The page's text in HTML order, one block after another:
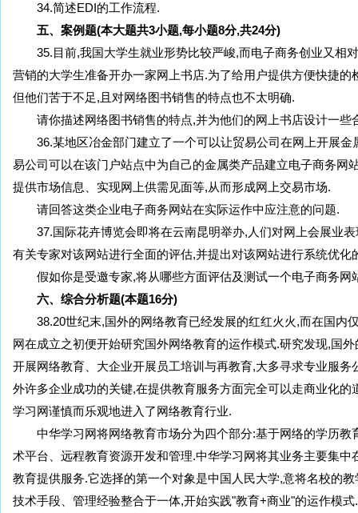
34.简述EDI的工作流程.
五、案例题(本大题共3小题,每小题8分,共24分)
35.目前,我国大学生就业形势比较严峻,而电子商务创业又相
营销的大学生准备开办一家网上书店.为了给用户提供方便快捷
但他们苦于不足,且对网络图书销售的特点也不太明确.
请你描述网络图书销售的特点,并为他们的网上书店设计一些
36.某地区冶金部门建立了一个可以让贸易公司在网上开展金
易公司可以在该门户站点中为自己的金属类产品建立电子商务网
提供市场信息、实现网上供需见面等,从而形成网上交易市场.
请回答这类企业电子商务网站在实际运作中应注意的问题.
37.国际花卉博览会即将在云南昆明举办,人们对网上会展业表
有关专家对该网站进行全面的评估,并提出对该网站进行系统优
假如你是受邀专家,将从哪些方面评估及测试一个电子商务网
六、综合分析题(本题16分)
38.20世纪末,国外的网络教育已经发展的红红火火,而在国内
网在成立之初便开始研究国外网络教育的运作模式.研究发现,国
开展网络教育、大企业开展员工培训与再教育,大多寻求专业服
外许多企业成功的关键,在提供教育服务方面完全可以走商业化
学习网谨慎而乐观地进入了网络教育行业.
中华学习网将网络教育市场分为四个部分:基于网络的学历教
术平台、远程教育资源开发和管理.中华学习网将其业务主要集
教育提供服务.它选择的第一个对象是中国人民大学,意将名校的
技术手段、管理经验整合于一体,开始实践"教育+商业"的运作模式.